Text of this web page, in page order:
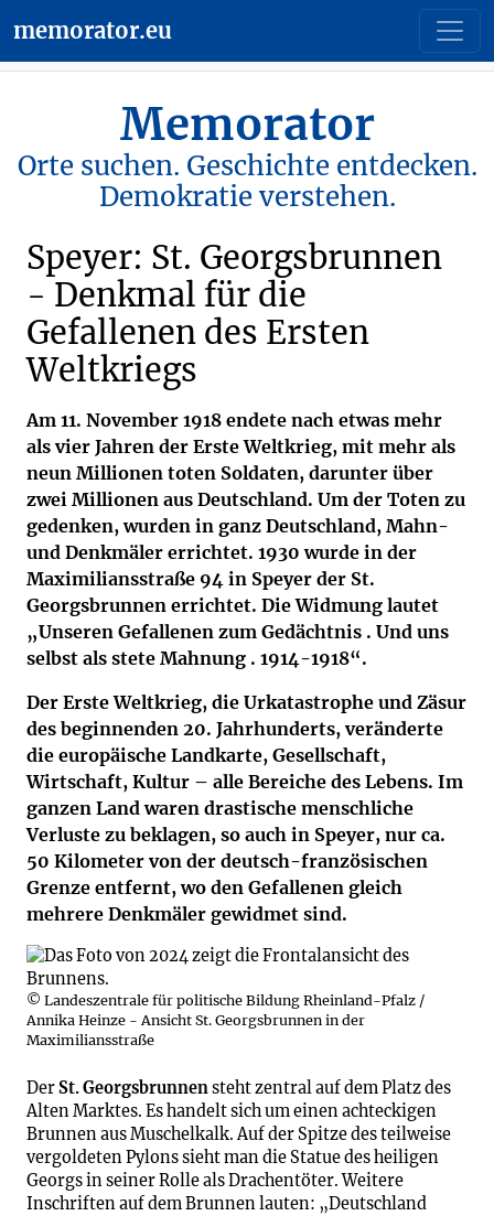
memorator.eu
Memorator
Orte suchen. Geschichte entdecken.
Demokratie verstehen.
Speyer: St. Georgsbrunnen
- Denkmal für die
Gefallenen des Ersten
Weltkriegs
Am 11. November 1918 endete nach etwas mehr
als vier Jahren der Erste Weltkrieg, mit mehr als
neun Millionen toten Soldaten, darunter über
zwei Millionen aus Deutschland. Um der Toten zu
gedenken, wurden in ganz Deutschland, Mahn-
und Denkmäler errichtet. 1930 wurde in der
Maximiliansstraße 94 in Speyer der St.
Georgsbrunnen errichtet. Die Widmung lautet
„Unseren Gefallenen zum Gedächtnis . Und uns
selbst als stete Mahnung . 1914-1918“.
Der Erste Weltkrieg, die Urkatastrophe und Zäsur
des beginnenden 20. Jahrhunderts, veränderte
die europäische Landkarte, Gesellschaft,
Wirtschaft, Kultur – alle Bereiche des Lebens. Im
ganzen Land waren drastische menschliche
Verluste zu beklagen, so auch in Speyer, nur ca.
50 Kilometer von der deutsch-französischen
Grenze entfernt, wo den Gefallenen gleich
mehrere Denkmäler gewidmet sind.
© Landeszentrale für politische Bildung Rheinland-Pfalz /
Annika Heinze - Ansicht St. Georgsbrunnen in der
Maximiliansstraße
DerSt. Georgsbrunnensteht zentral auf dem Platz des
Alten Marktes. Es handelt sich um einen achteckigen
Brunnen aus Muschelkalk. Auf der Spitze des teilweise
vergoldeten Pylons sieht man die Statue des heiligen
Georgs in seiner Rolle als Drachentöter. Weitere
Inschriften auf dem Brunnen lauten: „Deutschland